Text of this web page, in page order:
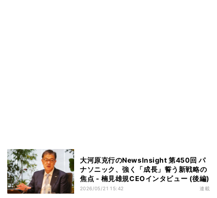
大河原克行のNewsInsight 第450回 パ
ナソニック、強く「成長」誓う新戦略の
焦点 - 楠見雄規CEOインタビュー (後編)
2026/05/21 15:42 連載